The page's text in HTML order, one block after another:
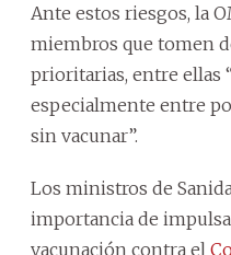
Ante estos riesgos, la
miembros que tomen
prioritarias, entre ellas
especialmente entre
sin vacunar”.
Los ministros de
importancia de
vacunación contra el